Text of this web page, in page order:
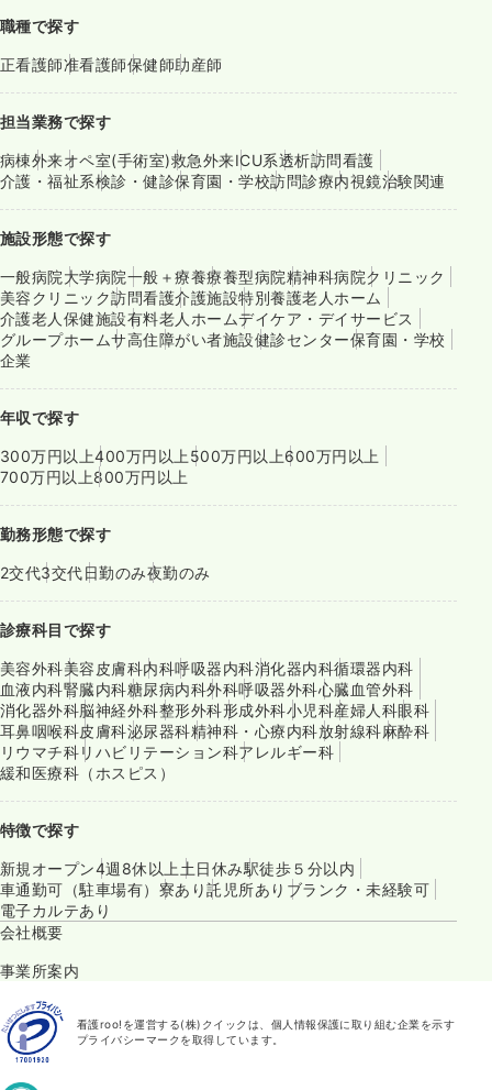
職種で探す
正看護師准看護師保健師助産師
担当業務で探す
病棟外来オペ室(手術室)救急外来ICU系透析訪問看護
介護・福祉系検診・健診保育園・学校訪問診療内視鏡治験関連
施設形態で探す
一般病院大学病院一般＋療養療養型病院精神科病院クリニック
美容クリニック訪問看護介護施設特別養護老人ホーム
介護老人保健施設有料老人ホームデイケア・デイサービス
グループホームサ高住障がい者施設健診センター保育園・学校
企業
年収で探す
300万円以上400万円以上 500万円以上600万円以上
700万円以上800万円以上
勤務形態で探す
2交代3交代日勤のみ夜勤のみ
診療科目で探す
美容外科美容皮膚科内科呼吸器内科消化器内科循環器内科
血液内科腎臓内科糖尿病内科外科呼吸器外科心臓血管外科
消化器外科脳神経外科整形外科形成外科小児科産婦人科眼科
耳鼻咽喉科皮膚科泌尿器科精神科・心療内科放射線科麻酔科
リウマチ科リハビリテーション科アレルギー科
緩和医療科（ホスピス）
特徴で探す
新規オープン4週8休以上 土日休み駅徒歩５分以内
車通勤可（駐車場有） 寮あり託児所あり ブランク・未経験可
電子カルテあり
会社概要
事業所案内
看護roo!を運営する(株)クイックは、個人情報保護に取り組む企業を示す
プライバシーマークを取得しています。